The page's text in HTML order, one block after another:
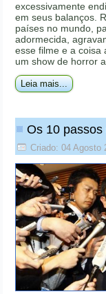
excessivamente
em seus balanços.
países no mundo,
adormecida,
esse filme e a coisa
um show de horror
Leia mais...
Os 10
Criado: 04 Agosto